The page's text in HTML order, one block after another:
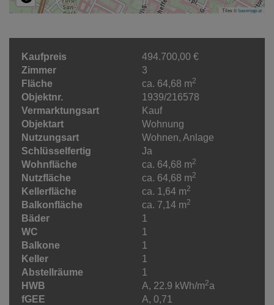
Tiles ©basemap.at
Kaufpreis
494.700,00 €
Zimmer
3
Fläche
ca. 64,68 m2
Objektnr.
1939/216578
Vermarktungsart
Kauf
Objektart
Wohnung
Nutzungsart
Wohnen Anlage
Schlüsselfertig
Ja
Wohnfläche
ca. 64,68 m2
Nutzfläche ca. 64,68 m2
Kellerfläche ca. 1,64 m2
Balkonfläche ca. 7,14 m2
Bäder
1
WC
1
Balkone
1
Keller
1
Abstellräume
1
HWB
A, 22.9 kWh/m2a
fGEE
A, 0,71